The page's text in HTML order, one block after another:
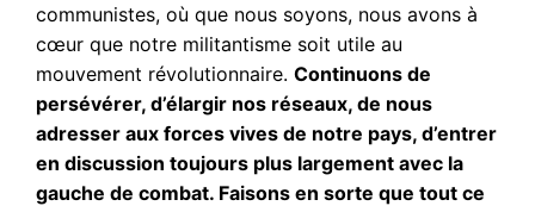
communistes, où que nous soyons, nous avons à
cœur que notre militantisme soit utile au
mouvement révolutionnaire.Continuons de
persévérer, d’élargir nos réseaux, de nous
adresser aux forces vives de notre pays, d’entrer
en discussion toujours plus largement avec la
gauche de combat. Faisons en sorte que tout ce